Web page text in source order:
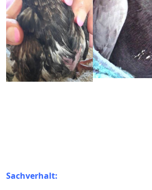
Sachverhalt: